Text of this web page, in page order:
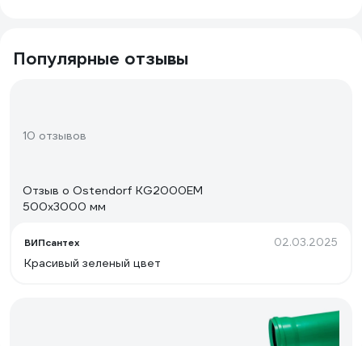
Популярные отзывы
10 отзывов
Отзыв о Ostendorf KG2000EM
500x3000 мм
ВИПсантех 02.03.2025
Красивый зеленый цвет